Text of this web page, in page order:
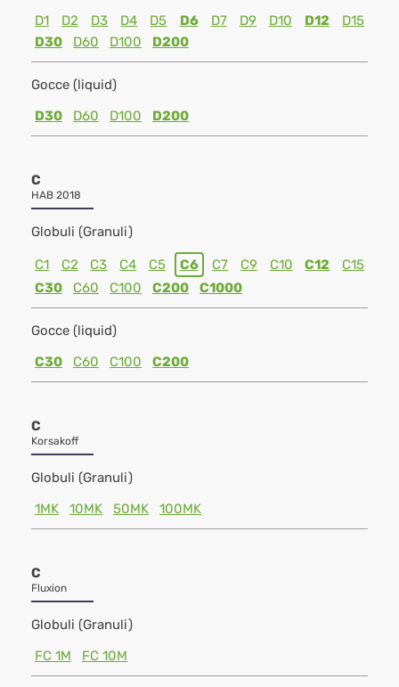
D1
D2 D3 D4 D5 D6 D7 D9 D10 D12
D15
D30
D60 D100 D200
Gocce (liquid)
D30
D60 D100 D200
C
HAB 2018
Globuli (Granuli)
C1 C2 C3 C4 C5 C6 C7 C9 C10 C12
C15
C30
C60 C100 C200 C1000
Gocce (liquid)
C30
C60 C100 C200
C
Korsakoff
Globuli (Granuli)
1MK
10MK 50MK 100MK
C
Fluxion
Globuli (Granuli)
FC 1M
FC 10M